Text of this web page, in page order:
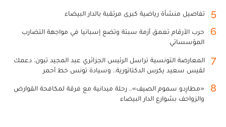
5 تفاصيل منشأة رياضية كبرى مرتقبة بالدار البيضاء
6
حرب الأرقام تعمق أزمة سبتة وتضع إسبانيا في مواجهة التضارب
المؤسساتي
7
المعارضة التونسية تراسل الرئيس الجزائري عبد المجيد تبون: دعمك
لقيس سعيد يكرس الدكتاتورية.. وسيادة تونس خط أحمر
8
«مطارِدو سموم الصيف».. رحلة ميدانية مع فرقة لمكافحة القوارض
والزواحف بشوارع الدار البيضاء